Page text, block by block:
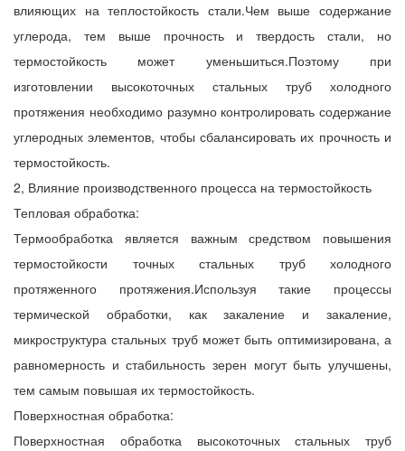
влияющих на теплостойкость стали.Чем выше содержание
углерода, тем выше прочность и твердость стали, но
термостойкость может уменьшиться.Поэтому при
изготовлении высокоточных стальных труб холодного
протяжения необходимо разумно контролировать содержание
углеродных элементов, чтобы сбалансировать их прочность и
термостойкость.
2, Влияние производственного процесса на термостойкость
Тепловая обработка:
Термообработка является важным средством повышения
термостойкости точных стальных труб холодного
протяженного протяжения.Используя такие процессы
термической обработки, как закаление и закаление,
микроструктура стальных труб может быть оптимизирована, а
равномерность и стабильность зерен могут быть улучшены,
тем самым повышая их термостойкость.
Поверхностная обработка:
Поверхностная обработка высокоточных стальных труб